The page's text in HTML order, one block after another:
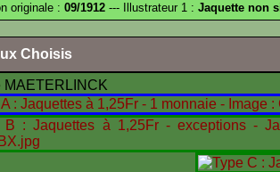
originale : 09/1912 --- Illustrateur 1 : Jaquette non
Choisis
MAETERLINCK